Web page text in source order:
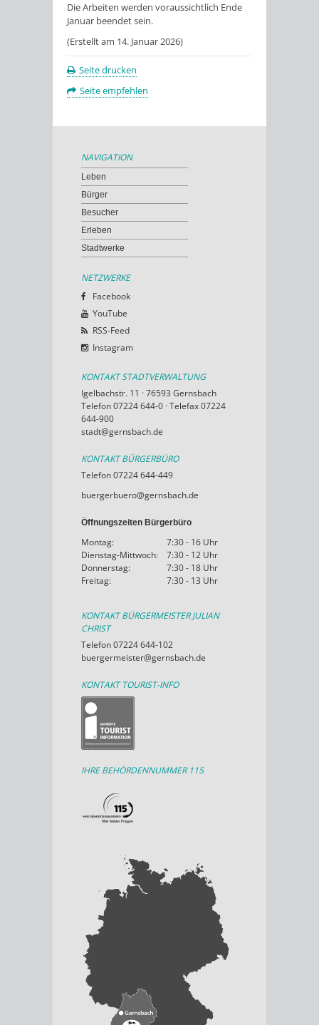
Die Arbeiten werden voraussichtlich Ende
Januar beendet sein.
(Erstellt am 14. Januar 2026)
Seite drucken
Seite empfehlen
NAVIGATION
Leben
Bürger
Besucher
Erleben
Stadtwerke
NETZWERKE
Facebook
YouTube
RSS-Feed
Instagram
KONTAKT STADTVERWALTUNG
Igelbachstr. 11 · 76593 Gernsbach
Telefon 07224 644-0 · Telefax 07224
644-900
stadt@gernsbach.de
KONTAKT BÜRGERBÜRO
Telefon 07224 644-449
buergerbuero@gernsbach.de
Öffnungszeiten Bürgerbüro
Montag:
7:30 - 16 Uhr
Dienstag-Mittwoch:
7:30 - 12 Uhr
Donnerstag:
7:30 - 18 Uhr
Freitag:
7:30 - 13 Uhr
KONTAKT BÜRGERMEISTER JULIAN
CHRIST
Telefon 07224 644-102
buergermeister@gernsbach.de
KONTAKT TOURIST-INFO
IHRE BEHÖRDENNUMMER 115